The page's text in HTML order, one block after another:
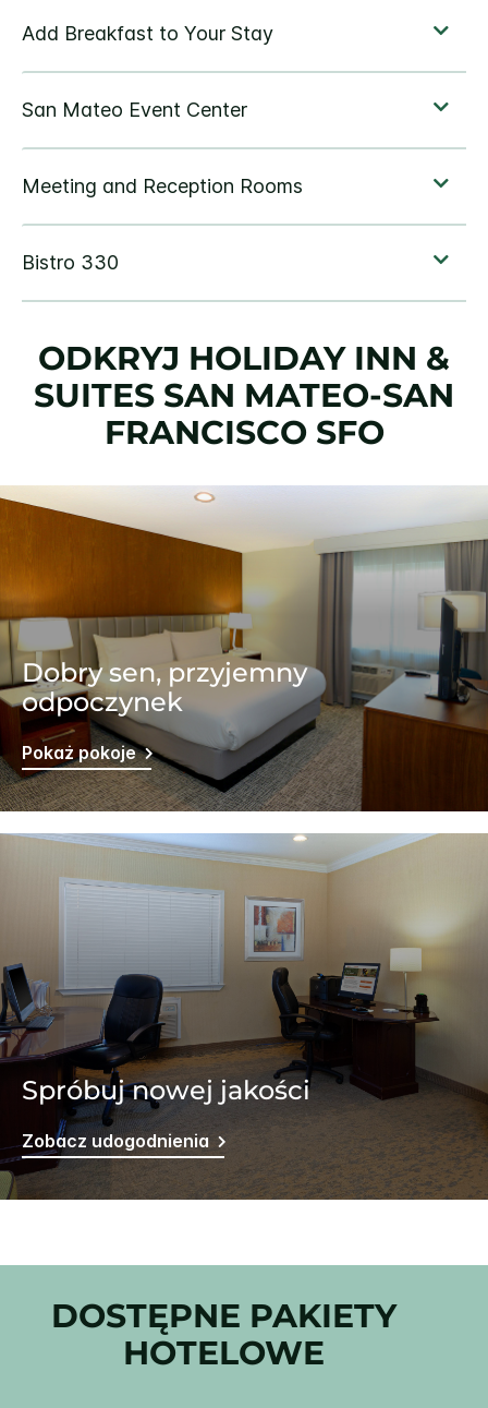
ODKRYJ HOLIDAY INN &
SUITES SAN MATEO-SAN
FRANCISCO SFO
Dobry sen, przyjemny
odpoczynek
Pokaż pokoje
Spróbuj nowej jakości
Zobacz udogodnienia
DOSTĘPNE PAKIETY
HOTELOWE